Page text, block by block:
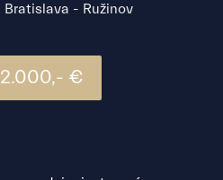
Bratislava - Ružinov
€